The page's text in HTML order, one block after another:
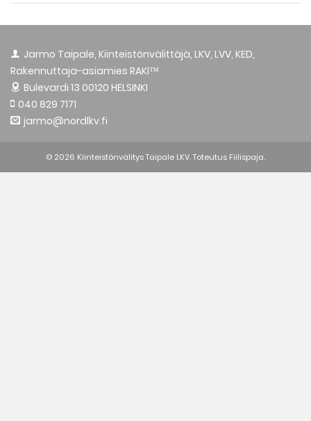
Jarmo Taipale, Kiinteistönvälittäjä, LKV, LVV, KED,
Rakennuttaja-asiamies RAKI™
Bulevardi 13 00120 HELSINKI
040 829 7171
jarmo@nordlkv.fi
© 2026 Kiinteistönvälitys Taipale LKV. Toteutus Fiilispaja.